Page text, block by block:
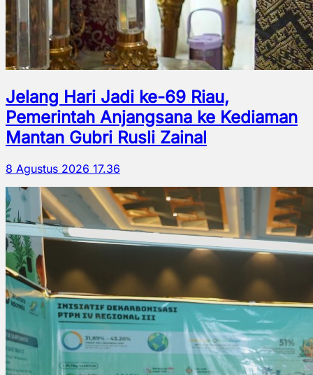
Jelang Hari Jadi ke-69 Riau,
Pemerintah Anjangsana ke Kediaman
Mantan Gubri Rusli Zainal
8 Agustus 2026 17.36